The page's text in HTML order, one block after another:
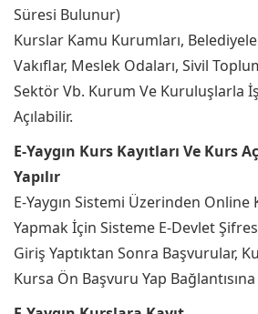
Süresi Bulunur)
Kurslar Kamu Kurumları,
Vakıflar, Meslek Odaları, Sivil
Sektör Vb. Kurum Ve Kuruluşlarla
Açılabilir.
E-Yaygın Kurs Kayıtları Ve Kurs
Yapılır
E-Yaygın Sistemi Üzerinden Online
Yapmak İçin Sisteme E-Devlet
Giriş Yaptıktan Sonra Başvurular,
Kursa Ön Başvuru Yap Bağlantısına